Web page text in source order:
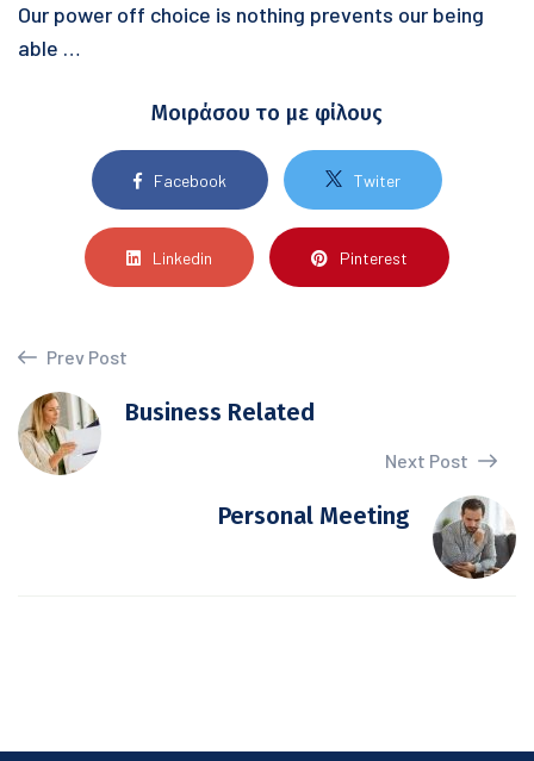
Our power off choice is nothing prevents our being
able …
Μοιράσου το με φίλους
Facebook Twiter
Linkedin Pinterest
Prev Post
Business Related
Next Post
Personal Meeting